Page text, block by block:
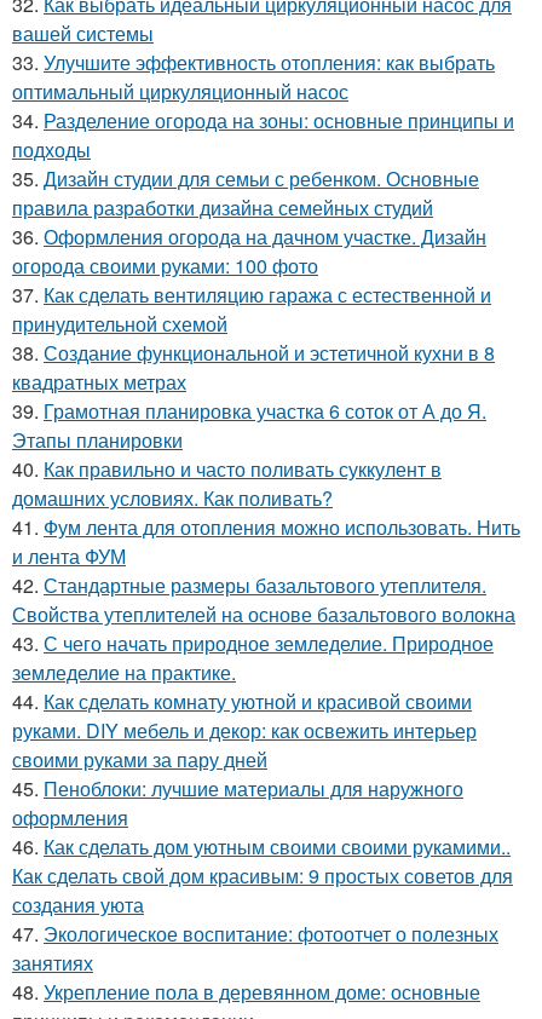
вашей системы
33. Улучшите эффективность отопления: как выбрать
оптимальный циркуляционный насос
34. Разделение огорода на зоны: основные принципы и
подходы
35. Дизайн студии для семьи с ребенком. Основные
правила разработки дизайна семейных студий
36. Оформления огорода на дачном участке. Дизайн
огорода своими руками: 100 фото
37. Как сделать вентиляцию гаража с естественной и
принудительной схемой
38. Создание функциональной и эстетичной кухни в 8
квадратных метрах
39. Грамотная планировка участка 6 соток от А до Я.
Этапы планировки
40. Как правильно и часто поливать суккулент в
домашних условиях. Как поливать?
41. Фум лента для отопления можно использовать. Нить
и лента ФУМ
42. Стандартные размеры базальтового утеплителя.
Свойства утеплителей на основе базальтового волокна
43. С чего начать природное земледелие. Природное
земледелие на практике.
44. Как сделать комнату уютной и красивой своими
руками. DIY мебель и декор: как освежить интерьер
своими руками за пару дней
45. Пеноблоки: лучшие материалы для наружного
оформления
46. Как сделать дом уютным своими своими рукамими..
Как сделать свой дом красивым: 9 простых советов для
создания уюта
47. Экологическое воспитание: фотоотчет о полезных
занятиях
48. Укрепление пола в деревянном доме: основные